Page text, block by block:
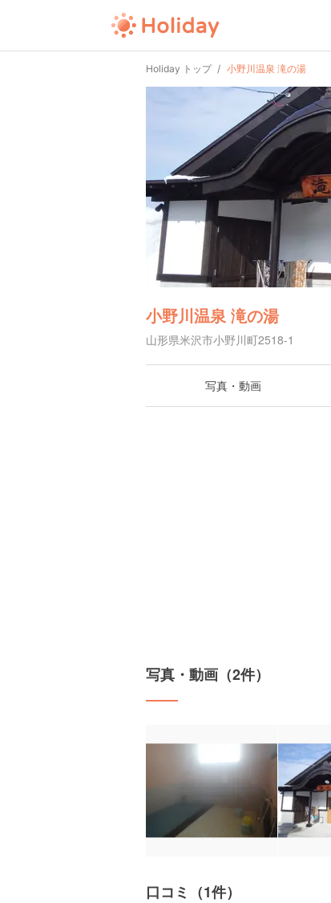
Holiday トップ 小野川温泉 滝の湯
小野川温泉 滝の湯
山形県米沢市小野川町2518-1
写真・動画
写真・動画（2件）
口コミ（1件）